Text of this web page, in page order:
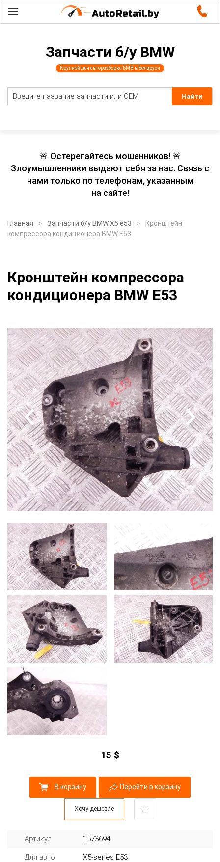
Запчасти б/у BMW
Крупнейшая авторазборка БМВ в Беларуси
🚨 Остерегайтесь мошенников! 🚨
Злоумышленники выдают себя за нас. Связь с
нами только по телефонам, указанным
на сайте!
Главная Запчасти б/у BMW X5 e53
Кронштейн
компрессора кондиционера BMW E53
Кронштейн компрессора
кондиционера BMW E53
15 $
В корзину Перейти в корзину
Хочу дешевле
Артикул 1573694
Для авто X5-series E53